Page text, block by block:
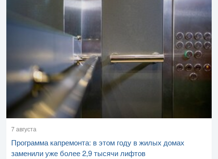
7 августа
Программа капремонта: в этом году в жилых домах
заменили уже более 2,9 тысячи лифтов